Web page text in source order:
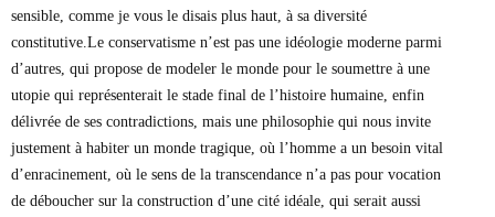
sensible, comme je vous le disais plus haut, à sa diversité
constitutive.Le conservatisme n’est pas une idéologie moderne parmi
d’autres, qui propose de modeler le monde pour le soumettre à une
utopie qui représenterait le stade final de l’histoire humaine, enfin
délivrée de ses contradictions, mais une philosophie qui nous invite
justement à habiter un monde tragique, où l’homme a un besoin vital
d’enracinement, où le sens de la transcendance n’a pas pour vocation
de déboucher sur la construction d’une cité idéale, qui serait aussi